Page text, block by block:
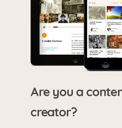
Are you a
creator?